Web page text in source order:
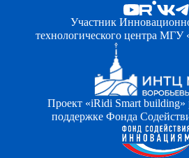
Участник
технологического центра МГУ
Проект «iRidi Smart building»
поддержке Фонда